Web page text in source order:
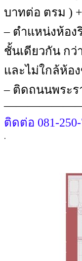
บาทต่อ ตรม ) +
– ตำแหน่งห้อ
ชั้นเดียวกัน กว่
และไม่ใกล้ห้อ
– ติดถนนพระร
ติดต่อ 081-
.